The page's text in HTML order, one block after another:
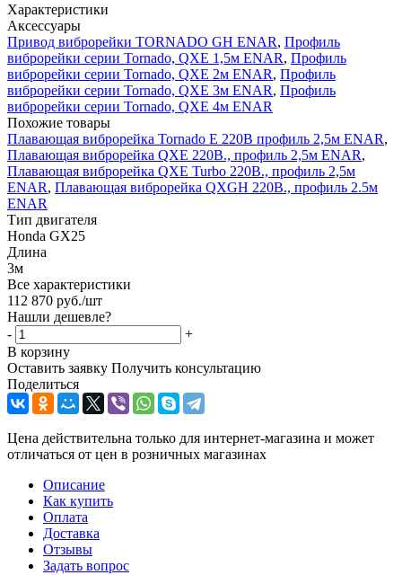
Характеристики
Аксессуары
Привод виброрейки TORNADO GH ENAR, Профиль
виброрейки серии Tornado, QXE 1,5м ENAR, Профиль
виброрейки серии Tornado, QXE 2м ENAR, Профиль
виброрейки серии Tornado, QXE 3м ENAR, Профиль
виброрейки серии Tornado, QXE 4м ENAR
Похожие товары
Плавающая виброрейка Tornado E 220В профиль 2,5м ENAR,
Плавающая виброрейка QXE 220В., профиль 2,5м ENAR,
Плавающая виброрейка QXE Turbo 220В., профиль 2,5м
ENAR, Плавающая виброрейка QXGH 220В., профиль 2.5м
ENAR
Тип двигателя
Honda GX25
Длина
3м
Все характеристики
112 870 руб./шт
Нашли дешевле?
-
+
В корзину
Оставить заявку Получить консультацию
Поделиться
Цена действительна только для интернет-магазина и может
отличаться от цен в розничных магазинах
Описание
Как купить
Оплата
Доставка
Отзывы
Задать вопрос